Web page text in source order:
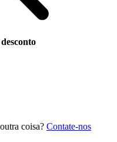
coisa? Contate-nos